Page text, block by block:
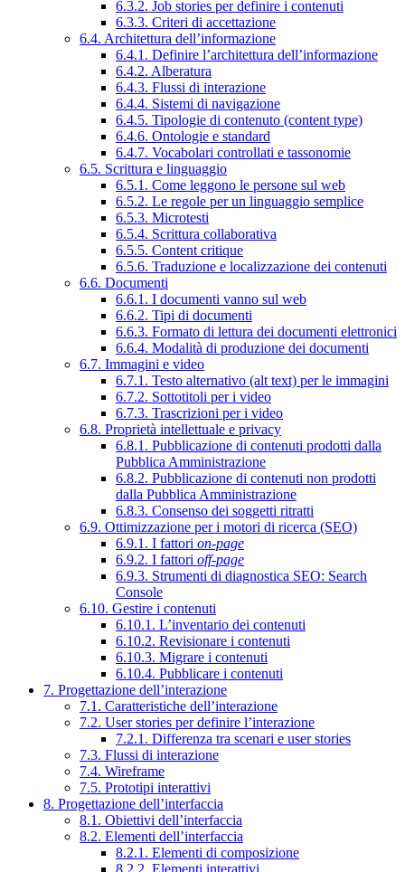
6.3.2. Job stories per definire i contenuti
6.3.3. Criteri di accettazione
6.4. Architettura dell’informazione
6.4.1. Definire l’architettura dell’informazione
6.4.2. Alberatura
6.4.3. Flussi di interazione
6.4.4. Sistemi di navigazione
6.4.5. Tipologie di contenuto (content type)
6.4.6. Ontologie e standard
6.4.7. Vocabolari controllati e tassonomie
6.5. Scrittura e linguaggio
6.5.1. Come leggono le persone sul web
6.5.2. Le regole per un linguaggio semplice
6.5.3. Microtesti
6.5.4. Scrittura collaborativa
6.5.5. Content critique
6.5.6. Traduzione e localizzazione dei contenuti
6.6. Documenti
6.6.1. I documenti vanno sul web
6.6.2. Tipi di documenti
6.6.3. Formato di lettura dei documenti elettronici
6.6.4. Modalità di produzione dei documenti
6.7. Immagini e video
6.7.1. Testo alternativo (alt text) per le immagini
6.7.2. Sottotitoli per i video
6.7.3. Trascrizioni per i video
6.8. Proprietà intellettuale e privacy
6.8.1. Pubblicazione di contenuti prodotti dalla
Pubblica Amministrazione
6.8.2. Pubblicazione di contenuti non prodotti
dalla Pubblica Amministrazione
6.8.3. Consenso dei soggetti ritratti
6.9. Ottimizzazione per i motori di ricerca (SEO)
6.9.1. I fattori on-page
6.9.2. I fattori off-page
6.9.3. Strumenti di diagnostica SEO: Search
Console
6.10. Gestire i contenuti
6.10.1. L’inventario dei contenuti
6.10.2. Revisionare i contenuti
6.10.3. Migrare i contenuti
6.10.4. Pubblicare i contenuti
7. Progettazione dell’interazione
7.1. Caratteristiche dell’interazione
7.2. User stories per definire l’interazione
7.2.1. Differenza tra scenari e user stories
7.3. Flussi di interazione
7.4. Wireframe
7.5. Prototipi interattivi
8. Progettazione dell’interfaccia
8.1. Obiettivi dell’interfaccia
8.2. Elementi dell’interfaccia
8.2.1. Elementi di composizione
8.2.2. Elementi interattivi